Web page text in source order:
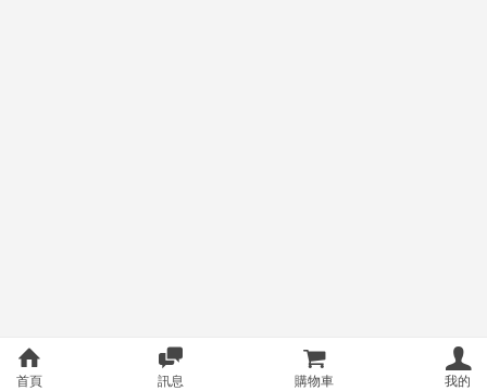
首頁 訊息 購物車 我的